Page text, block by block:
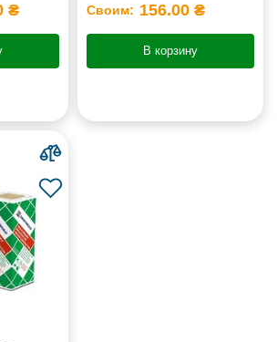
₴ Своим: 156.00 ₴
В корзину